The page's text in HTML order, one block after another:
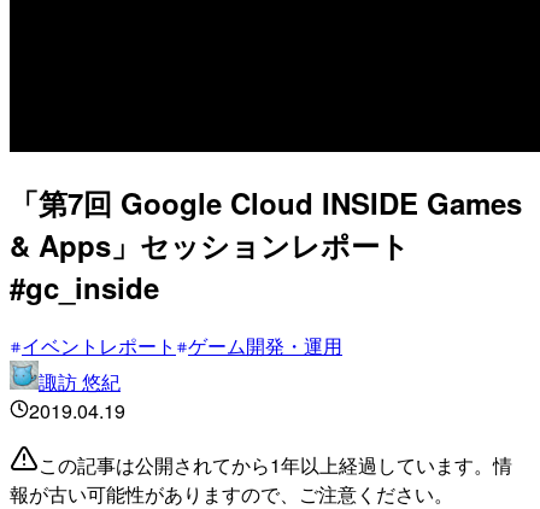
「第7回 Google Cloud INSIDE Games
& Apps」セッションレポート
#gc_inside
イベントレポート
ゲーム開発・運用
諏訪 悠紀
2019.04.19
この記事は公開されてから1年以上経過しています。情
報が古い可能性がありますので、ご注意ください。